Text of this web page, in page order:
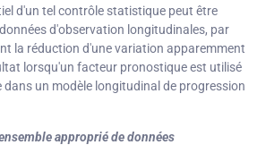
d'un tel contrôle statistique peut être
d'observation longitudinales, par
la réduction d'une variation apparemment
lorsqu'un facteur pronostique est utilisé
dans un modèle longitudinal de progression
approprié de données